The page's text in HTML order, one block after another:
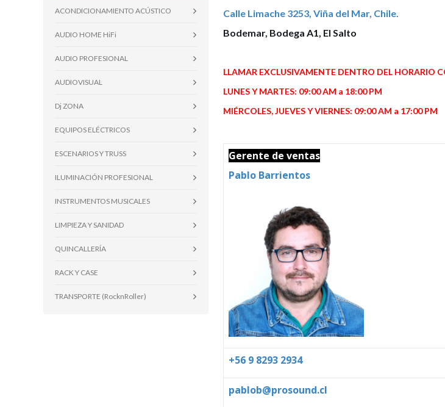
ACONDICIONAMIENTO ACÚSTICO
AUDIO HOME HiFi
AUDIO PROFESIONAL
AUDIOVISUAL
Dj ZONA
EQUIPOS ELÉCTRICOS
ESCENARIOS Y TRUSS
ILUMINACIÓN PROFESIONAL
INSTRUMENTOS MUSICALES
LIMPIEZA Y SANIDAD
QUINCALLERÍA
RACK Y CASE
TRANSPORTE (RocknRoller)
Calle Limache 3253, Viña del Mar, Chile.
Bodemar, Bodega A1, El Salto
LLAMAR EXCLUSIVAMENTE DENTRO DEL HORARIO
LUNES Y MARTES: 09:00 AM a 18:00 PM
MIÉRCOLES, JUEVES Y VIERNES: 09:00 AM a 17:00 PM
Gerente de ventas
Pablo Barrientos
+56 9 8293 2934
pablob@prosound.cl